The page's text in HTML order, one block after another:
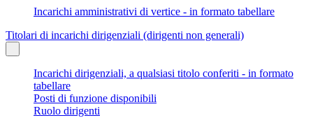
Incarichi amministrativi di vertice - in formato tabellare
Titolari di incarichi dirigenziali (dirigenti non generali)
Incarichi dirigenziali, a qualsiasi titolo conferiti - in formato
tabellare
Posti di funzione disponibili
Ruolo dirigenti